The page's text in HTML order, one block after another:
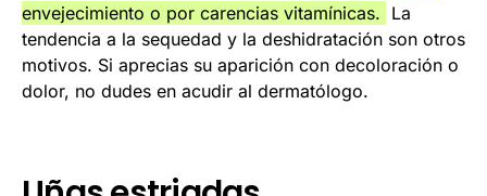
envejecimiento o por carencias vitamínicas. La
tendencia a la sequedad y la deshidratación son otros
motivos. Si aprecias su aparición con decoloración o
dolor, no dudes en acudir al dermatólogo.